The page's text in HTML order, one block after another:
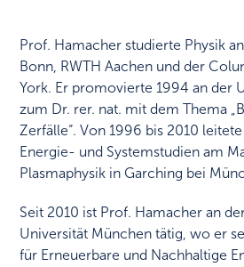
Prof. Hamacher studierte Physik
Bonn, RWTH Aachen und der
York. Er promovierte 1994 an der
zum Dr. rer. nat. mit dem Thema
Zerfälle“. Von 1996 bis 2010
Energie- und Systemstudien am
Plasmaphysik in Garching bei
Seit 2010 ist Prof. Hamacher an
Universität München tätig, wo er
für Erneuerbare und Nachhaltige